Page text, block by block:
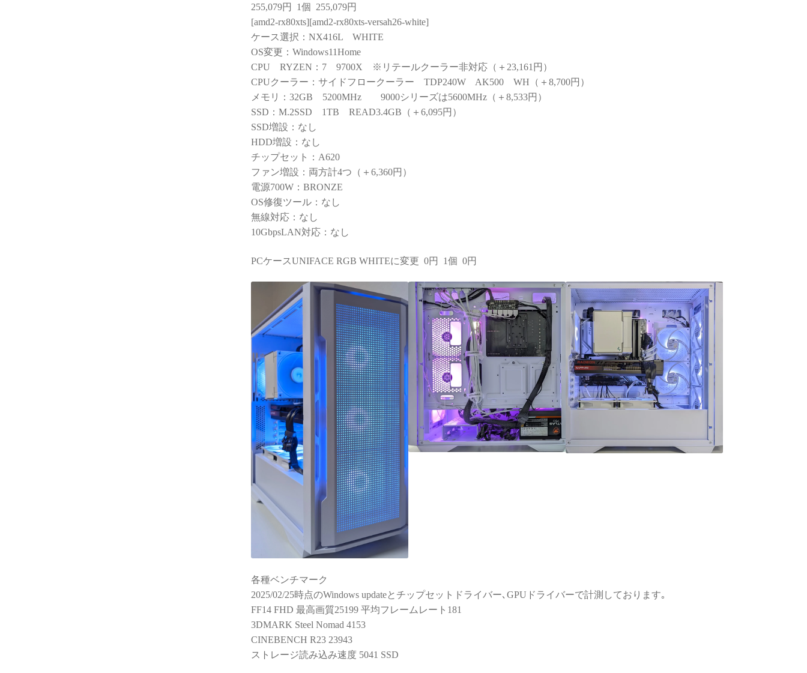
255,079円 1個 255,079円
[amd2-rx80xts][amd2-rx80xts-versah26-white]
ケース選択：NX416L WHITE
OS変更：Windows11Home
CPU RYZEN：7 9700X ※リテールクーラー非対応（＋23,161円）
CPUクーラー：サイドフロークーラー TDP240W AK500 WH（＋8,700円）
メモリ：32GB 5200MHz 9000シリーズは5600MHz（＋8,533円）
SSD：M.2SSD 1TB READ3.4GB（＋6,095円）
SSD増設：なし
HDD増設：なし
チップセット：A620
ファン増設：両方計4つ（＋6,360円）
電源700W：BRONZE
OS修復ツール：なし
無線対応：なし
10GbpsLAN対応：なし
PCケースUNIFACE RGB WHITEに変更 0円 1個 0円
各種ベンチマーク
2025/02/25時点のWindows updateとチップセットドライバー､GPUドライバーで計測しております｡
FF14 FHD 最高画質25199 平均フレームレート181
3DMARK Steel Nomad 4153
CINEBENCH R23 23943
ストレージ読み込み速度 5041 SSD
購入後に何かトラブルがあ
っても助けてくれる安心感
は、PC購入を決断するうえ
で、最も重要で価値のある
スペックではないでしょう
か。
おかげで他のショップでPC
を購入しようとは思えなく
なってしまいました。
（他店で構成を検討・比較
する時間が無駄と感じてし
まうかもしれません）
また次のゲーミングPCも、
必ずPCBTO専門店さんで購
入させていただきます！